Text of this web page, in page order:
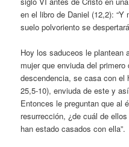
en el libro de Daniel (12,2):
suelo polvoriento se
Hoy los saduceos le plantean
mujer que enviuda del
descendencia, se casa con el
25,5-10), enviuda de este y
Entonces le preguntan que al
resurrección, ¿de cuál de
han estado casados con ella”.